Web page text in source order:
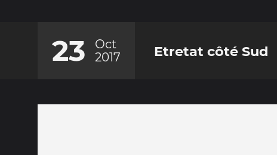
23
Oct
2017
Etretat côté Sud